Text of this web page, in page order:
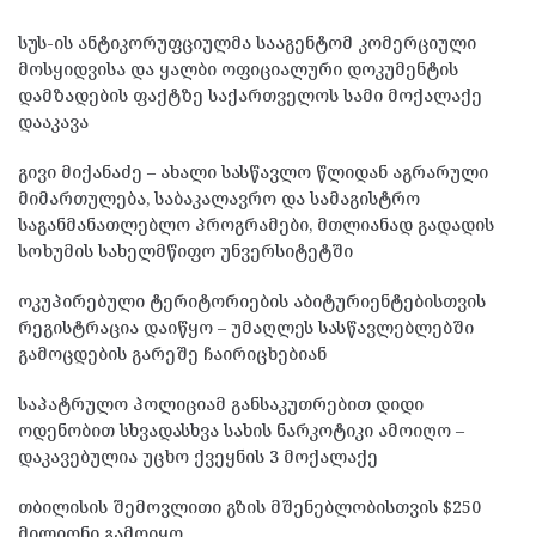
სუს-ის ანტიკორუფციულმა სააგენტომ კომერციული
მოსყიდვისა და ყალბი ოფიციალური დოკუმენტის
დამზადების ფაქტზე საქართველოს სამი მოქალაქე
დააკავა
გივი მიქანაძე – ახალი სასწავლო წლიდან აგრარული
მიმართულება, საბაკალავრო და სამაგისტრო
საგანმანათლებლო პროგრამები, მთლიანად გადადის
სოხუმის სახელმწიფო უნვერსიტეტში
ოკუპირებული ტერიტორიების აბიტურიენტებისთვის
რეგისტრაცია დაიწყო – უმაღლეს სასწავლებლებში
გამოცდების გარეშე ჩაირიცხებიან
საპატრულო პოლიციამ განსაკუთრებით დიდი
ოდენობით სხვადასხვა სახის ნარკოტიკი ამოიღო –
დაკავებულია უცხო ქვეყნის 3 მოქალაქე
თბილისის შემოვლითი გზის მშენებლობისთვის $250